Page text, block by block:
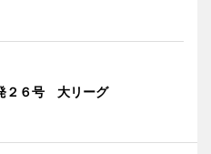
２６号 大リーグ